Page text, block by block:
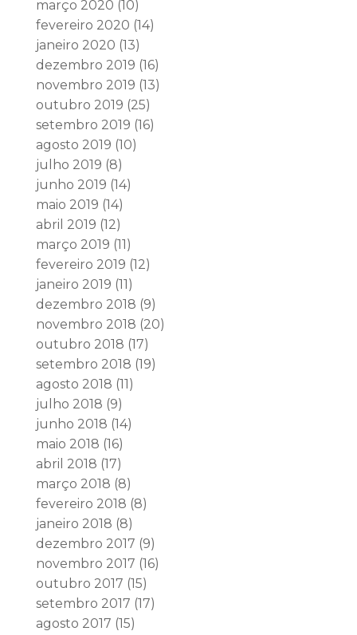
março 2020 (10)
fevereiro 2020 (14)
janeiro 2020 (13)
dezembro 2019 (16)
novembro 2019 (13)
outubro 2019 (25)
setembro 2019 (16)
agosto 2019 (10)
julho 2019 (8)
junho 2019 (14)
maio 2019 (14)
abril 2019 (12)
março 2019 (11)
fevereiro 2019 (12)
janeiro 2019 (11)
dezembro 2018 (9)
novembro 2018 (20)
outubro 2018 (17)
setembro 2018 (19)
agosto 2018 (11)
julho 2018 (9)
junho 2018 (14)
maio 2018 (16)
abril 2018 (17)
março 2018 (8)
fevereiro 2018 (8)
janeiro 2018 (8)
dezembro 2017 (9)
novembro 2017 (16)
outubro 2017 (15)
setembro 2017 (17)
agosto 2017 (15)